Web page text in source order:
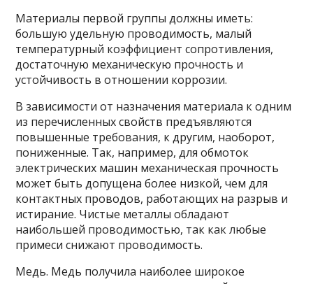
Материалы первой группы должны иметь:
большую удельную проводимость, малый
температурный коэффици­ент сопротивления,
достаточную механическую прочность и
устойчивость в отношении коррозии.
В зависимости от назначения материала к одним
из пе­речисленных свойств предъявляются
повышенные требова­ния, к другим, наоборот,
пониженные. Так, например, для обмоток
электрических машин механическая проч­ность
может быть допущена более низкой, чем для
контактных проводов, работающих на разрыв и
исти­рание. Чистые металлы обладают
наибольшей проводимостью, так как любые
примеси снижают проводимость.
Медь. Медь получила наиболее широкое